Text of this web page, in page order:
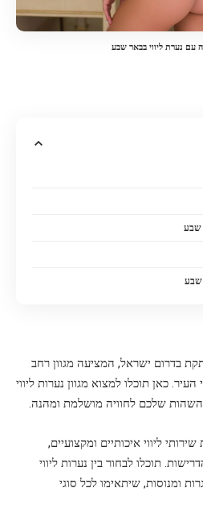
נערת ליווי בבאר שבע
בדרום ישראל, המציעה מגוון רחב
כאן תוכלו למצוא מגוון נערות ליווי
שלכם לחוויה מושלמת ומהנה.
ליווי איכותיים ומקצועיים,
תוכלו לבחור בין נערות ליווי
ומנוסות, שיתאימו לכל סוגי